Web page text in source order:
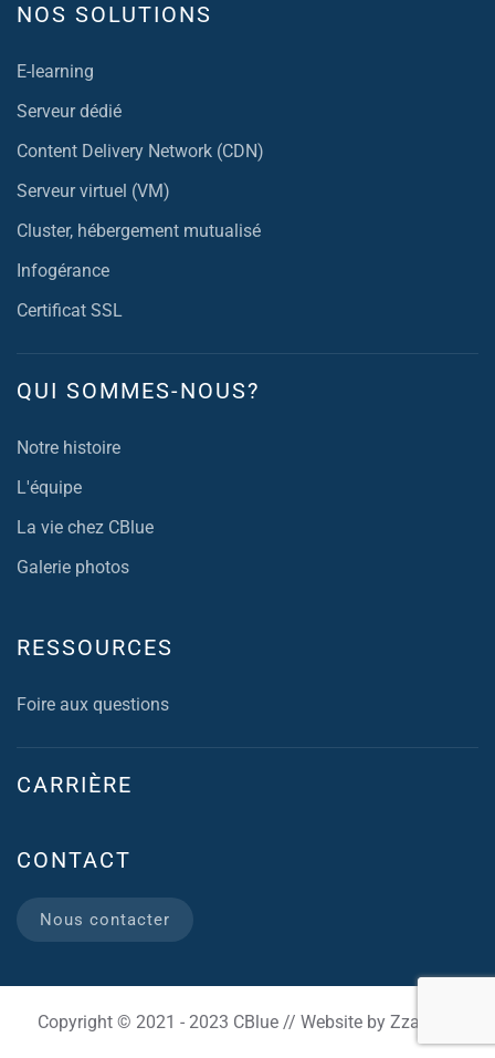
NOS SOLUTIONS
E-learning
Serveur dédié
Content Delivery Network (CDN)
Serveur virtuel (VM)
Cluster, hébergement mutualisé
Infogérance
Certificat SSL
QUI SOMMES-NOUS?
Notre histoire
L'équipe
La vie chez CBlue
Galerie photos
RESSOURCES
Foire aux questions
CARRIÈRE
CONTACT
Nous contacter
Copyright © 2021 - 2023 CBlue // Website by Zzam.be